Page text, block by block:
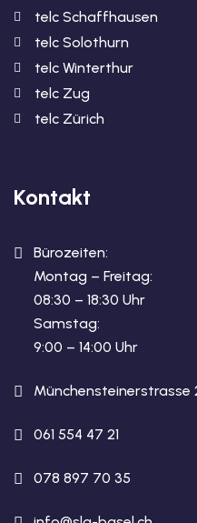
telc Schaffhausen
telc Solothurn
telc Winterthur
telc Zug
telc Zürich
Kontakt
Bürozeiten:
Montag – Freitag:
08:30 – 18:30 Uhr
Samstag:
9:00 – 14:00 Uhr
Münchensteinerstrasse
061 554 47 21
078 897 70 35